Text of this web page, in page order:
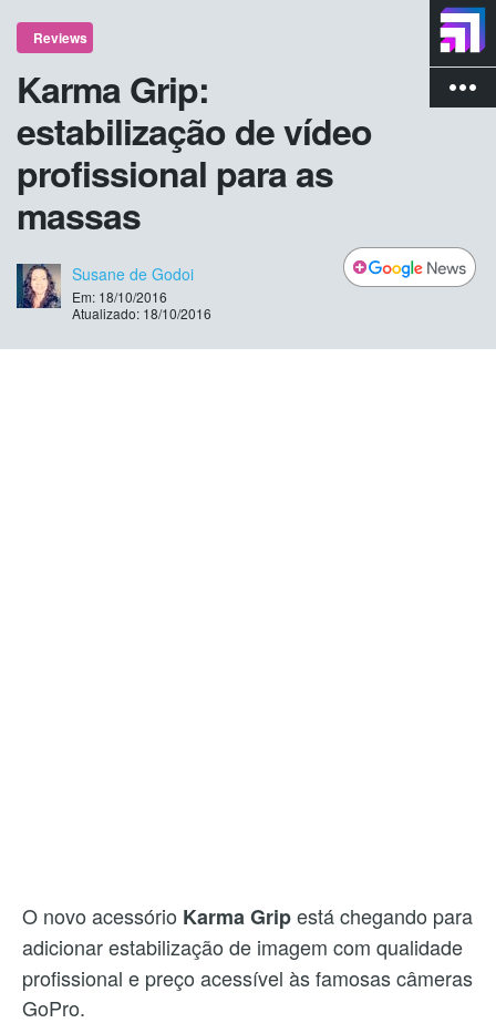
more_vert
Reviews
Karma Grip:
estabilização de vídeo
profissional para as
massas
Susane de Godoi
Em: 18/10/2016
Atualizado: 18/10/2016
O novo acessório Karma Gripestá chegando para
adicionarestabilização de imagem com qualidade
profissional e preço acessível às famosas câmeras
GoPro.